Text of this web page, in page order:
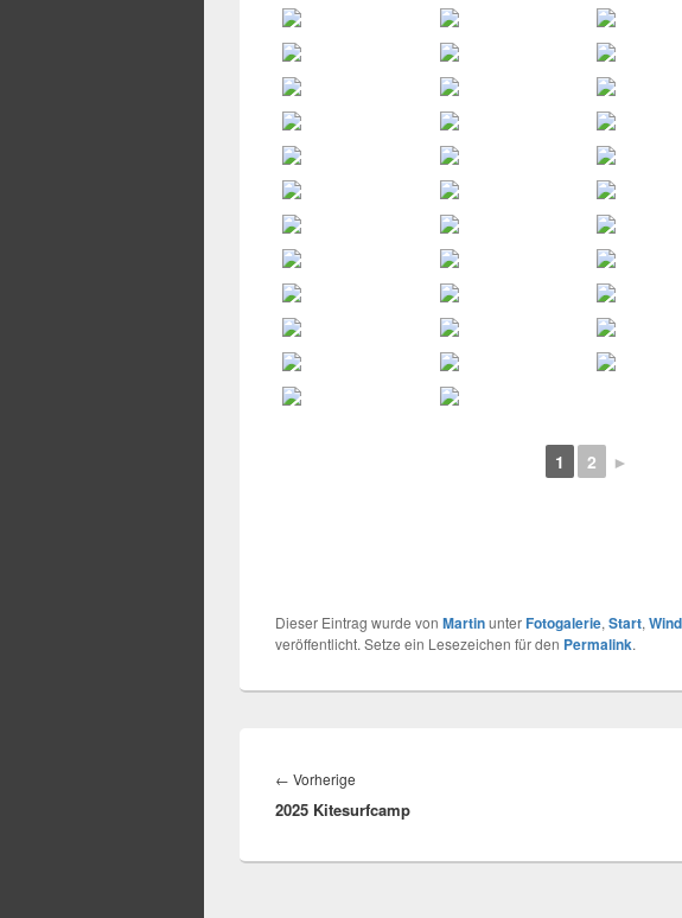
1 2 ►
Dieser Eintrag wurde von MartinunterFotogalerie, Start,
veröffentlicht. Setze ein Lesezeichen für den Permalink.
← Vorherige
Beitrag:
2025 Kitesurfcamp